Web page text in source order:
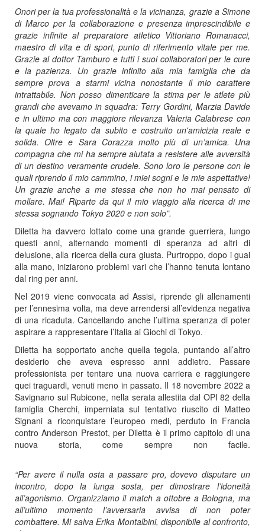
Onori per la tua professionalità e la vicinanza, grazie a Simone
di Marco per la collaborazione e presenza imprescindibile e
grazie infinite al preparatore atletico Vittoriano Romanacci,
maestro di vita e di sport, punto di riferimento vitale per me.
Grazie al dottor Tamburo e tutti i suoi collaboratori per le cure
e la pazienza. Un grazie infinito alla mia famiglia che da
sempre prova a starmi vicina nonostante il mio carattere
intrattabile. Non posso dimenticare la stima per le atlete più
grandi che avevamo in squadra: Terry Gordini, Marzia Davide
e in ultimo ma con maggiore rilevanza Valeria Calabrese con
la quale ho legato da subito e costruito un'amicizia reale e
solida. Oltre e Sara Corazza molto più di un’amica. Una
compagna che mi ha sempre aiutata a resistere alle avversità
di un destino veramente crudele. Sono loro le persone con le
quali riprendo il mio cammino, i miei sogni e le mie aspettative!
Un grazie anche a me stessa che non ho mai pensato di
mollare. Mai! Riparte da qui il mio viaggio alla ricerca di me
stessa sognando Tokyo 2020 e non solo”.
Diletta ha davvero lottato come una grande guerriera, lungo
questi anni, alternando momenti di speranza ad altri di
delusione, alla ricerca della cura giusta. Purtroppo, dopo i guai
alla mano, iniziarono problemi vari che l’hanno tenuta lontano
dal ring per anni.
Nel 2019 viene convocata ad Assisi, riprende gli allenamenti
per l’ennesima volta, ma deve arrendersi all’evidenza negativa
di una ricaduta. Cancellando anche l’ultima speranza di poter
aspirare a rappresentare l’Italia ai Giochi di Tokyo.
Diletta ha sopportato anche quella tegola, puntando all’altro
desiderio che aveva espresso anni addietro. Passare
professionista per tentare una nuova carriera e raggiungere
quei traguardi, venuti meno in passato. Il 18 novembre 2022 a
Savignano sul Rubicone, nella serata allestita dal OPI 82 della
famiglia Cherchi, imperniata sul tentativo riuscito di Matteo
Signani a riconquistare l’europeo medi, perduto in Francia
contro Anderson Prestot, per Diletta è il primo capitolo di una
nuova storia, come sempre non facile.
“Per avere il nulla osta a passare pro, dovevo disputare un
incontro, dopo la lunga sosta, per dimostrare l’idoneità
all’agonismo. Organizziamo il match a ottobre a Bologna, ma
all’ultimo momento l’avversaria avvisa di non poter
combattere. Mi salva Erika Montalbini, disponibile al confronto,